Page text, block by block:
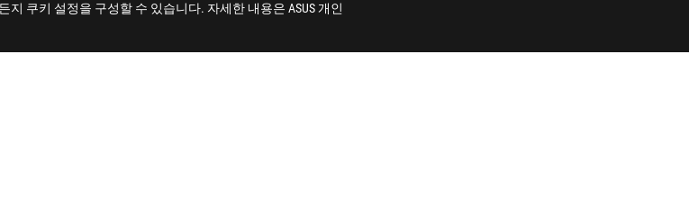
쿠키 설정을 구성할 수 있습니다. 자세한 내용은 ASUS 개인